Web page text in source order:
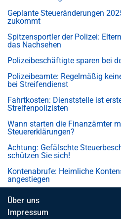
Geplante Steueränderungen
zukommt
Spitzensportler der Polizei:
das Nachsehen
Polizeibeschäftigte sparen bei
Polizeibeamte: Regelmäßig
bei Streifendienst
Fahrtkosten: Dienststelle ist
Streifenpolizisten
Wann starten die Finanzämter
Steuererklärungen?
Achtung: Gefälschte
schützen Sie sich!
Kontenabrufe: Heimliche
angestiegen
Über uns
Impressum